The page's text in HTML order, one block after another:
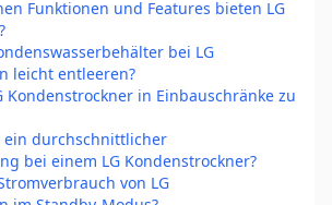
Funktionen und Features bieten LG
bei LG
leicht entleeren?
Kondenstrockner in Einbauschränke zu
ein durchschnittlicher
bei einem LG Kondenstrockner?
von LG